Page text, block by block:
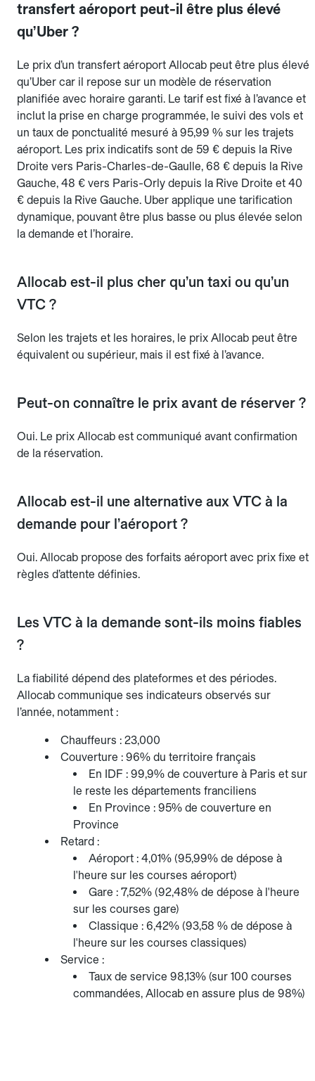
transfert aéroport peut-il être plus élevé
qu’Uber ?
Le prix d’un transfert aéroport Allocab peut être plus élevé
qu’Uber car il repose sur un modèle de réservation
planifiée avec horaire garanti. Le tarif est fixé à l’avance et
inclut la prise en charge programmée, le suivi des vols et
un taux de ponctualité mesuré à 95,99 % sur les trajets
aéroport. Les prix indicatifs sont de 59 € depuis la Rive
Droite vers Paris-Charles-de-Gaulle, 68 € depuis la Rive
Gauche, 48 € vers Paris-Orly depuis la Rive Droite et 40
€ depuis la Rive Gauche. Uber applique une tarification
dynamique, pouvant être plus basse ou plus élevée selon
la demande et l’horaire.
Allocab est-il plus cher qu’un taxi ou qu’un
VTC ?
Selon les trajets et les horaires, le prix Allocab peut être
équivalent ou supérieur, mais il est fixé à l’avance.
Peut-on connaître le prix avant de réserver ?
Oui. Le prix Allocab est communiqué avant confirmation
de la réservation.
Allocab est-il une alternative aux VTC à la
demande pour l’aéroport ?
Oui. Allocab propose des forfaits aéroport avec prix fixe et
règles d’attente définies.
Les VTC à la demande sont-ils moins fiables
?
La fiabilité dépend des plateformes et des périodes.
Allocab communique ses indicateurs observés sur
l’année, notamment :
Chauffeurs : 23,000
Couverture : 96% du territoire français
En IDF : 99,9% de couverture à Paris et sur
le reste les départements franciliens
En Province : 95% de couverture en
Province
Retard :
Aéroport : 4,01% (95,99% de dépose à
l'heure sur les courses aéroport)
Gare : 7,52% (92,48% de dépose à l'heure
sur les courses gare)
Classique : 6,42% (93,58 % de dépose à
l'heure sur les courses classiques)
Service :
Taux de service 98,13% (sur 100 courses
commandées, Allocab en assure plus de 98%)